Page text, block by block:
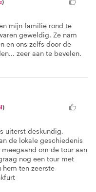
)
mijn familie rond te
geweldig. Ze nam
en ons zelfs door de
zeer aan te bevelen.
)
uiterst deskundig,
de lokale geschiedenis
om de tour aan
nog een tour met
hem ten zeerste